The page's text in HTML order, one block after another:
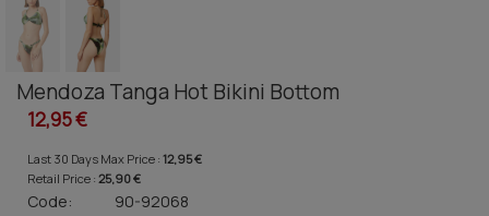
Mendoza Tanga Hot Bikini Bottom
12,95 €
Last 30 Days Max Price : 12,95 €
Retail Price : 25,90 €
Code:
90-92068